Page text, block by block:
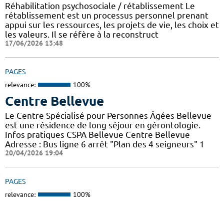
Réhabilitation psychosociale / rétablissement Le
rétablissement est un processus personnel prenant
appui sur les ressources, les projets de vie, les choix et
les valeurs. Il se réfère à la reconstruct
17/06/2026 13:48
PAGES
relevance: 100%
Centre Bellevue
Le Centre Spécialisé pour Personnes Âgées Bellevue
est une résidence de long séjour en gérontologie.
Infos pratiques CSPA Bellevue Centre Bellevue
Adresse : Bus ligne 6 arrêt "Plan des 4 seigneurs" 1
20/04/2026 19:04
PAGES
relevance: 100%